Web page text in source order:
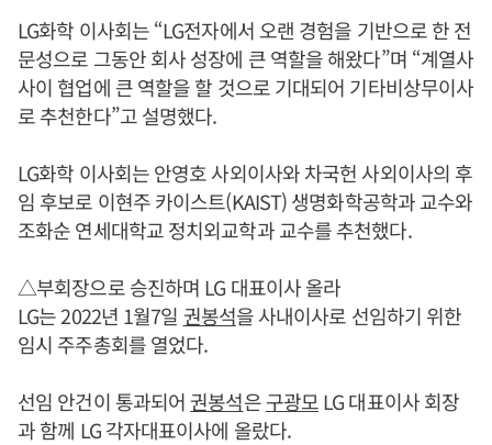
LG화학 이사회는 “LG전자에서 오랜 경험을 기반으로 한 전
문성으로 그동안 회사 성장에 큰 역할을 해왔다”며 “계열사
사이 협업에 큰 역할을 할 것으로 기대되어 기타비상무이사
로 추천한다”고 설명했다.
LG화학 이사회는 안영호 사외이사와 차국헌 사외이사의 후
임 후보로 이현주 카이스트(KAIST) 생명화학공학과 교수와
조화순 연세대학교 정치외교학과 교수를 추천했다.
△부회장으로 승진하며 LG 대표이사 올라
LG는 2022년 1월7일 권봉석을 사내이사로 선임하기 위한
임시 주주총회를 열었다.
선임 안건이 통과되어 권봉석은구광모LG 대표이사 회장
과 함께 LG 각자대표이사에 올랐다.